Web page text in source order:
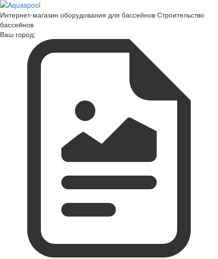
Интернет-магазин оборудования для бассейнов Строительство
бассейнов
Ваш город: